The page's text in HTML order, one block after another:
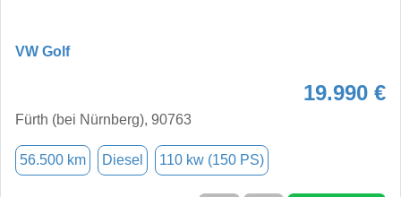
VW Golf
19.990 €
Fürth (bei Nürnberg), 90763
56.500 km Diesel 110 kw (150 PS)